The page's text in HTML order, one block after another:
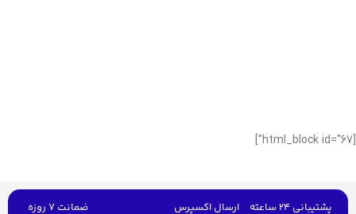
[html_block id="67"]
پشتیبانی 24 ساعته ارسال اکسپرس ضمانت 7 روزه